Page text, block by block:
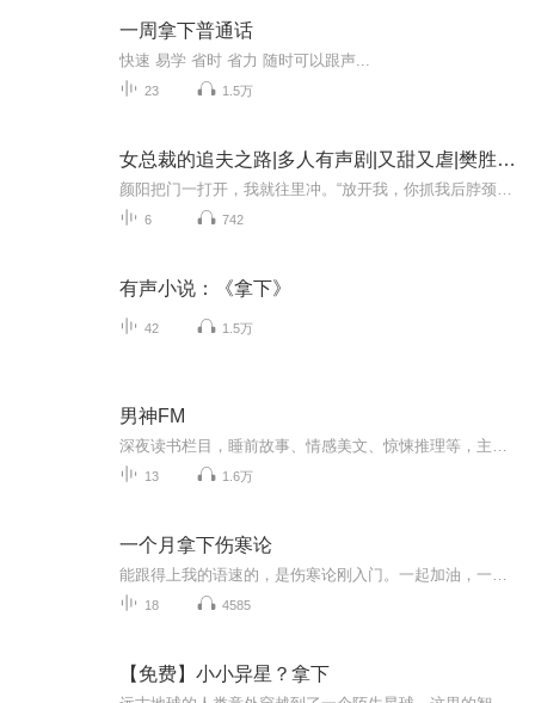
一周拿下普通话
快速 易学 省时 省力 随时可以跟声...
23 1.5万
女总裁的追夫之路|多人有声剧|又甜又虐|樊胜美逆袭版|女霸总心机拿下男神
6 742
有声小说：《拿下》
42 1.5万
男神FM
13 1.6万
一个月拿下伤寒论
18 4585
【免费】小小异星？拿下